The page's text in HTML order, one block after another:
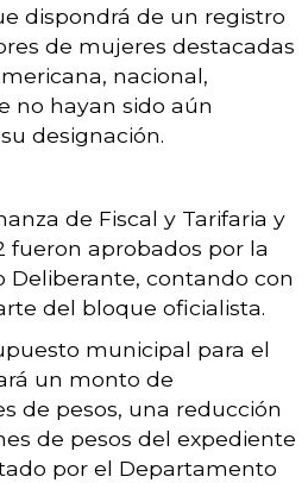
dispondrá de un registro
de mujeres destacadas
nacional,
no hayan sido aún
designación.
de Fiscal y Tarifaria y
fueron aprobados por la
Deliberante, contando con
del bloque oficialista.
municipal para el
un monto de
de pesos, una reducción
de pesos del expediente
por el Departamento